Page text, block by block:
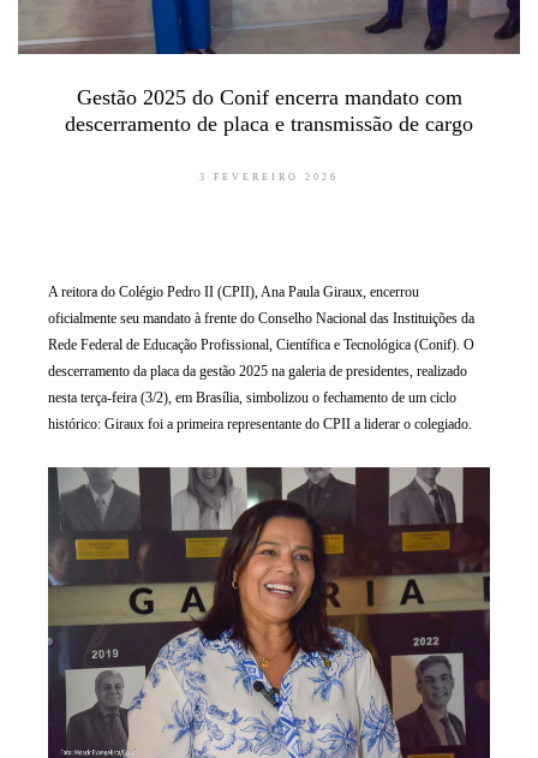
Gestão 2025 do Conif encerra mandato com
descerramento de placa e transmissão de cargo
3 FEVEREIRO 2026
A reitora do Colégio Pedro II (CPII), Ana Paula Giraux, encerrou
oficialmente seu mandato à frente do Conselho Nacional das Instituições da
Rede Federal de Educação Profissional, Científica e Tecnológica (Conif). O
descerramento da placa da gestão 2025 na galeria de presidentes, realizado
nesta terça-feira (3/2), em Brasília, simbolizou o fechamento de um ciclo
histórico: Giraux foi a primeira representante do CPII a liderar o colegiado.